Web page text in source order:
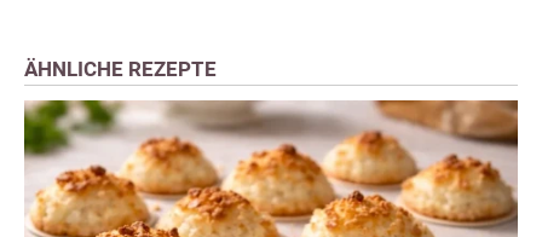
ÄHNLICHE REZEPTE